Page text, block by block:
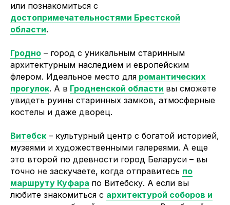
или познакомиться с
достопримечательностями Брестской
области.
Гродно – город с уникальным старинным
архитектурным наследием и европейским
флером. Идеальное место для романтических
прогулок. А в Гродненской области вы сможете
увидеть руины старинных замков, атмосферные
костелы и даже дворец.
Витебск – культурный центр с богатой историей,
музеями и художественными галереями. А еще
это второй по древности город Беларуси – вы
точно не заскучаете, когда отправитесь по
маршруту Куфара по Витебску. А если вы
любите знакомиться с архитектурой соборов и